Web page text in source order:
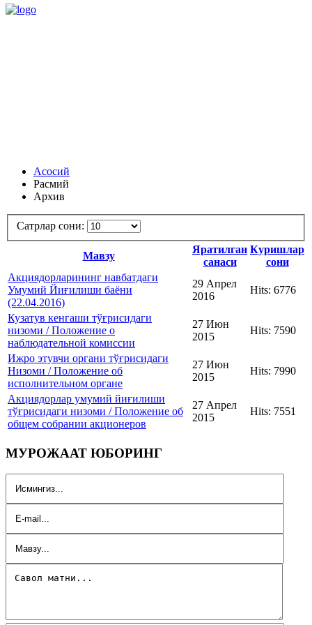
Асосий
Расмий
Архив
Сатрлар сони:
Мавзу
Яратилган
санаси
Куришлар
сони
Акциядорларининг навбатдаги
Умумий Йиғилиши баёни
(22.04.2016)
29 Апрел
2016
Hits: 6776
Кузатув кенгаши тўғрисидаги
низоми / Положение о
наблюдательной комиссии
27 Июн
2015
Hits: 7590
Ижро этувчи органи тўғрисидаги
Низоми / Положение об
исполнительном органе
27 Июн
2015
Hits: 7990
Акциядорлар умумий йиғилиши
тўғрисидаги низоми / Положение об
общем собрании акционеров
27 Апрел
2015
Hits: 7551
МУРОЖААТ ЮБОРИНГ